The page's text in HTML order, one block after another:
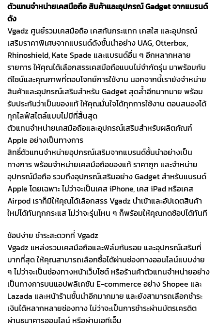
ตัวแทนจำหน่ายเคสมือถือ สินค้าและอุปกรณ์ Gadget จากแบรนด์
ดัง
Vgadz ศูนย์รวมเคสมือถือ เคสกันกระแทก เคสใส และอุปกรณ์
เสริมราคาพิเศษจากแบรนด์ดังชั้นนำอย่าง UAG, Otterbox,
Rhinoshield, Kate Spade และแบรนด์อื่น ๆ อีกหลากหลาย
รายการ ให้คุณได้เลือกสรรเคสมือถือแบบไม่จำกัดรุ่น มาพร้อมกับ
ดีไซน์และคุณภาพที่ตอบโจทย์การใช้งาน นอกจากนี้เรายังจำหน่าย
สินค้าและอุปกรณ์เสริมสำหรับ Gadget สุดล้ำอีกมากมาย พร้อม
รับประกันว่าเป็นของแท้ ให้คุณมั่นใจได้ทุกการใช้งาน ตอบสนองได้
ทุกไลฟ์สไตล์แบบไม่มีที่สิ้นสุด
ตัวแทนจำหน่ายเคสมือถือและอุปกรณ์เสริมสำหรับผลิตภัณฑ์
Apple อย่างเป็นทางการ
สิทธิ์ตัวแทนจำหน่ายอุปกรณ์เสริมจากแบรนด์ชั้นนำอย่างเป็น
ทางการ พร้อมจำหน่ายเคสมือถือของแท้ ราคาถูก และจำหน่าย
อุปกรณ์มือถือ รวมถึงอุปกรณ์เสริมอย่าง Gadget สำหรับแบรนด์
Apple โดยเฉพาะ ไม่ว่าจะเป็นเคส iPhone, เคส iPad หรือเคส
Airpod เราก็มีให้คุณได้เลือกสรร Vgadz นำเข้าและอัปเดตสินค้า
ใหม่ได้ทันทุกกระแส ไม่ว่าจะรุ่นไหน ๆ ก็พร้อมให้คุณกดช้อปได้ทันที
ช้อปง่าย ชำระสะดวกที่ Vgadz
Vgadz แหล่งรวมเคสมือถือและฟิล์มกันรอย และอุปกรณ์เสริมที่
มากที่สุด ให้คุณสามารถเลือกซื้อได้ผ่านช่องทางออนไลน์แบบง่าย
ๆ ไม่ว่าจะเป็นช่องทางหน้าเว็บไซต์ หรือร้านค้าตัวแทนจำหน่ายอย่าง
เป็นทางการบนแอปพลิเคชัน E-commerce อย่าง Shopee และ
Lazada และหน้าร้านชั้นนำอีกมากมาย และยังสามารถเลือกชำระ
เงินได้หลากหลายช่องทาง ไม่ว่าจะเป็นการชำระผ่านบัตรเครดิต
ผ่านธนาคารออนไลน์ หรือผ่านเอทีเอ็ม